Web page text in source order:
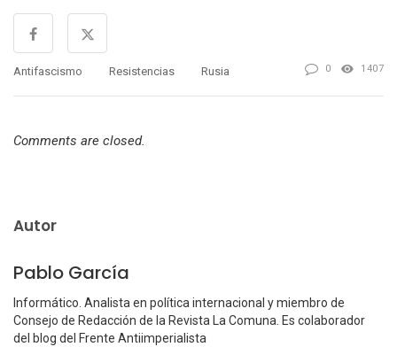
Antifascismo Resistencias Rusia 0 1407
Comments are closed.
Autor
Pablo García
Informático. Analista en política internacional y miembro de
Consejo de Redacción de la Revista La Comuna. Es colaborador
del blog del Frente Antiimperialista